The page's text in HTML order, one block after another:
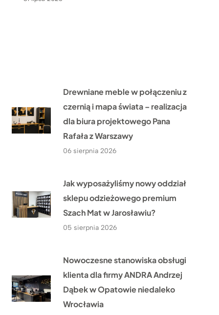
Drewniane meble w połączeniu z
czernią i mapa świata – realizacja
dla biura projektowego Pana
Rafała z Warszawy
06 sierpnia 2026
Jak wyposażyliśmy nowy oddział
sklepu odzieżowego premium
Szach Mat w Jarosławiu?
05 sierpnia 2026
Nowoczesne stanowiska obsługi
klienta dla firmy ANDRA Andrzej
Dąbek w Opatowie niedaleko
Wrocławia